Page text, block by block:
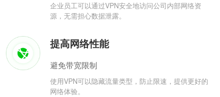
企业员工可以通过VPN安全地访问公司内部网络资
源，无需担心数据泄露。
提高网络性能
避免带宽限制
使用VPN可以隐藏流量类型，防止限速，提供更好的
网络体验。